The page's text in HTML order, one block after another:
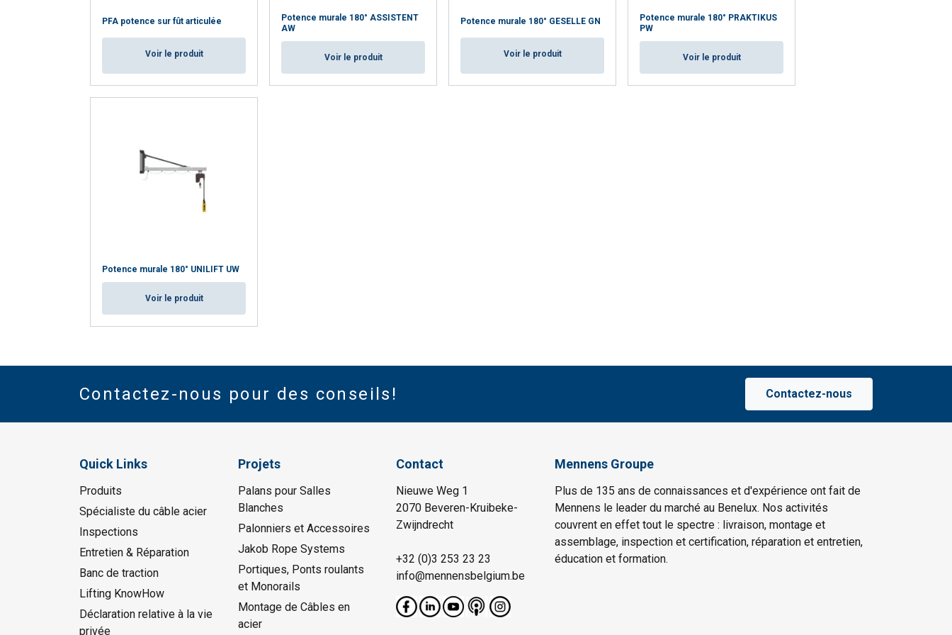
PFA potence sur fût articulée
Voir le produit
Potence murale 180° ASSISTENT
AW
Voir le produit
Potence murale 180° GESELLE GN
Voir le produit
Potence murale 180° PRAKTIKUS
PW
Voir le produit
Potence murale 180° UNILIFT UW
Voir le produit
Contactez-nous pour des conseils! Contactez-nous
Quick Links
Produits
Spécialiste du câble acier
Inspections
Entretien & Réparation
Banc de traction
Lifting KnowHow
Déclaration relative à la vie
privée
Projets
Palans pour Salles
Blanches
Palonniers et Accessoires
Jakob Rope Systems
Portiques, Ponts roulants
et Monorails
Montage de Câbles en
acier
Contact
Nieuwe Weg 1
2070 Beveren-Kruibeke-
Zwijndrecht
+32 (0)3 253 23 23
info@mennensbelgium.be
Mennens Groupe
Plus de 135 ans de connaissances et d'expérience ont fait de
Mennens le leader du marché au Benelux. Nos activités
couvrent en effet tout le spectre : livraison, montage et
assemblage, inspection et certification, réparation et entretien,
éducation et formation.